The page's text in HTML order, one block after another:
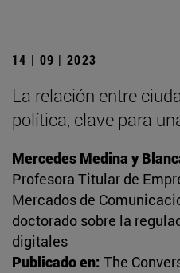
14 | 09 | 2023
La relación entre
política, clave para
Mercedes Medina y
Profesora Titular de
Mercados de
doctorado sobre la
digitales
Publicado en: The